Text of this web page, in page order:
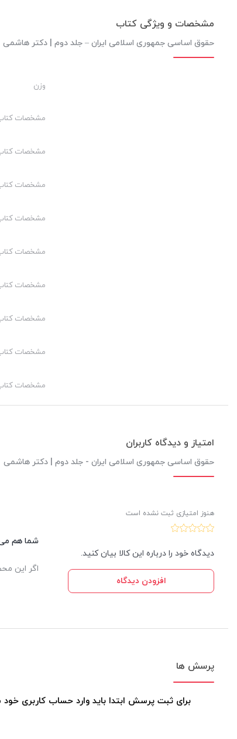
مسائل مشترک قوای سه گانه
فصل‌ اول‌: رهبری‌
بخش‌ دوم‌: وظایف‌ و اختیارات‌ مجلس‌ شورای‌ اسلامی‌
مبحث‌ دوم‌: ضوابط‌ کلی‌ در نیروهای‌ مسلح‌
فصل‌ چهارم‌: قوه قضائیه
بخش‌ اول‌: کلیات‌ قوه قضائیه‌
فصل‌ پنجم‌: نهادهای‌ اساسی‌ خاص‌
مبحث‌ اول‌: کلیات‌
مبحث‌ دوم‌: تشکیلات‌ شوراهای‌ اسلامی‌ کشور
بخش‌ دوم‌: نهادهای‌ خاص حکومتی‌
مبحث‌ دوم‌: شورای‌ عالی‌ امنیت‌ ملی‌
مشخصات و ویژگی کتاب
حقوق اساسی جمهوری اسلامی ایران – جلد دوم | دکتر هاشمی
وزن
مشخصات
مشخصات
مشخصات
مشخصات
مشخصات
مشخصات
مشخصات
مشخصات
مشخصات
امتیاز و دیدگاه کاربران
حقوق اساسی جمهوری اسلامی ایران - جلد دوم | دکتر هاشمی
هنوز امتیازی ثبت نشده است
دیدگاه خود را درباره این کالا بیان کنید.
افزودن دیدگاه
شما هم
اگر این
پرسش ها
برای ثبت پرسش ابتدا باید وارد حساب کاربری خود